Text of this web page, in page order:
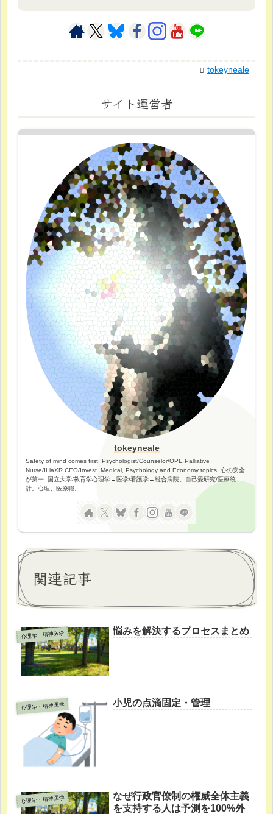
tokeyneale
サイト運営者
tokeyneale
Safety of mind comes first. Psychologist/Counselor/OPE Palliative
Nurse/ILiaXR CEO/Invest. Medical, Psychology and Economy topics. 心の安全
が第一. 国立大学/教育学心理学→医学/看護学→総合病院。自己愛研究/医療統
計。心理、医療職。
関連記事
心理学・精神医学 悩みを解決するプロセスまとめ
心理学・精神医学 小児の点滴固定・管理
心理学・精神医学
なぜ行政官僚制の権威全体主義
を支持する人は予測を100%外